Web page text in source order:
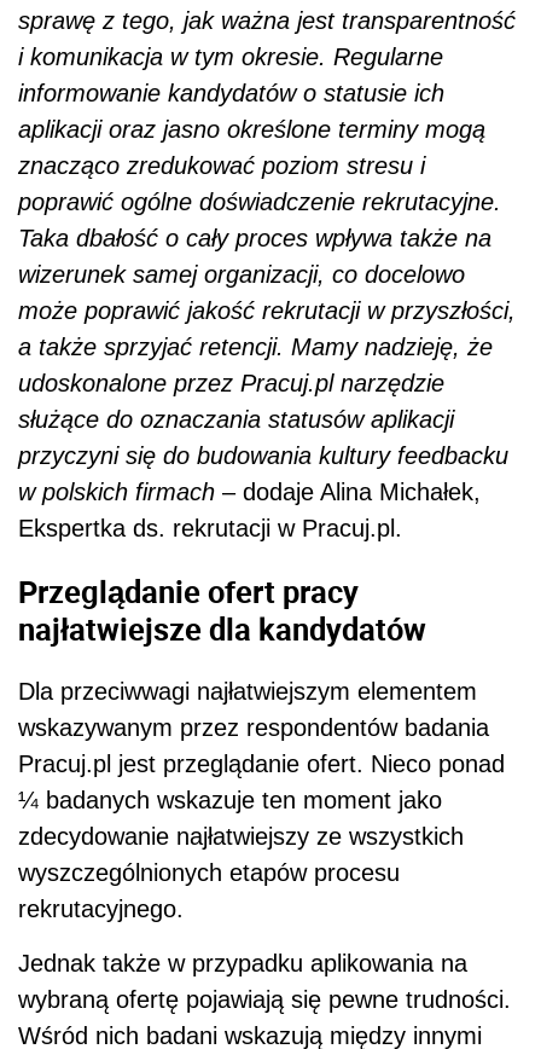
sprawę z tego, jak ważna jest transparentność
i komunikacja w tym okresie. Regularne
informowanie kandydatów o statusie ich
aplikacji oraz jasno określone terminy mogą
znacząco zredukować poziom stresu i
poprawić ogólne doświadczenie rekrutacyjne.
Taka dbałość o cały proces wpływa także na
wizerunek samej organizacji, co docelowo
może poprawić jakość rekrutacji w przyszłości,
a także sprzyjać retencji. Mamy nadzieję, że
udoskonalone przez Pracuj.pl narzędzie
służące do oznaczania statusów aplikacji
przyczyni się do budowania kultury feedbacku
w polskich firmach – dodaje Alina Michałek,
Ekspertka ds. rekrutacji w Pracuj.pl.
Przeglądanie ofert pracy
najłatwiejsze dla kandydatów
Dla przeciwwagi najłatwiejszym elementem
wskazywanym przez respondentów badania
Pracuj.pl jest przeglądanie ofert. Nieco ponad
¼ badanych wskazuje ten moment jako
zdecydowanie najłatwiejszy ze wszystkich
wyszczególnionych etapów procesu
rekrutacyjnego.
Jednak także w przypadku aplikowania na
wybraną ofertę pojawiają się pewne trudności.
Wśród nich badani wskazują między innymi